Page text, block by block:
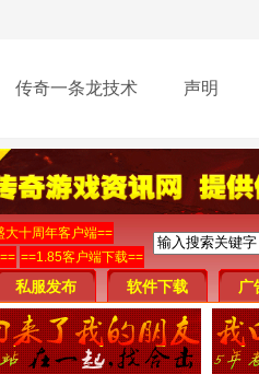
传奇一条龙技术 声明